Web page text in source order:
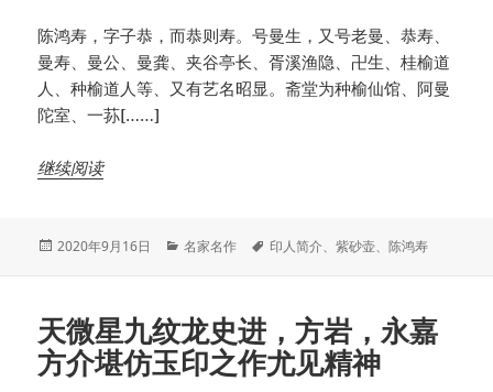
陈鸿寿，字子恭，而恭则寿。号曼生，又号老曼、恭寿、
曼寿、曼公、曼龚、夹谷亭长、胥溪渔隐、卍生、桂榆道
人、种榆道人等、又有艺名昭显。斋堂为种榆仙馆、阿曼
陀室、一荪[……]
继续阅读
发
2020年9月16日
分
名家名作
标
印人简介、紫砂壶、陈鸿寿
天微星九纹龙史进，方岩，永嘉
方介堪仿玉印之作尤见精神